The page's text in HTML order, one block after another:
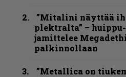
”Mitalini näyttää
plektralta” –
jamittelee
palkinnollaan
”Metallica on